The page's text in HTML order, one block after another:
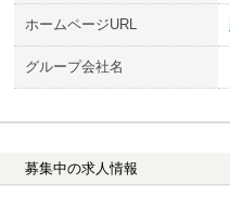
ホームページURL
グループ会社名
募集中の求人情報